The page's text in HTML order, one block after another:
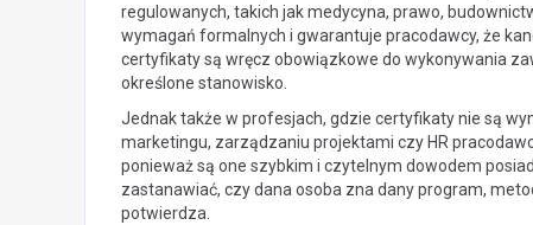
regulowanych, takich jak medycyna, prawo,
wymagań formalnych i gwarantuje pracodawcy, że
certyfikaty są wręcz obowiązkowe do wykonywania
określone stanowisko.
Jednak także w profesjach, gdzie certyfikaty nie są
marketingu, zarządzaniu projektami czy HR
ponieważ są one szybkim i czytelnym dowodem
zastanawiać, czy dana osoba zna dany program,
potwierdza.